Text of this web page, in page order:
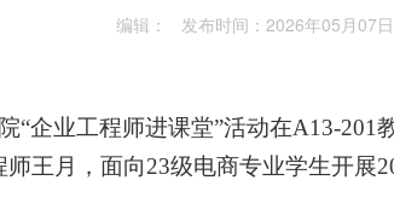
编辑： 发布时间：2026年05月07
“企业工程师进课堂”活动在A13-201
师王月，面向23级电商专业学生开展